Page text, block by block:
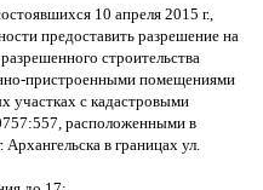
10 апреля 2015 г.,
предоставить разрешение на
строительства
пристроенными помещениями
участках с кадастровыми
расположенными в
в границах ул.